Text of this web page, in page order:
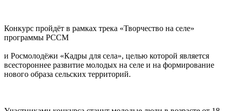
Конкурс пройдёт в рамках трека «Творчество на селе»
программы РССМ
и Росмолодёжи «Кадры для села», целью которой является
всестороннее развитие молодых на селе и на формирование
нового образа сельских территорий.